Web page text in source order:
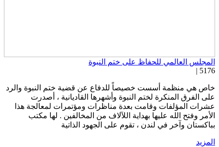
العالمي للحفاظ على ختم النبوة
هي منظمة أسست خصيصاً للدفاع عن قضية ختم النبوة والرد
الفرق المنكرة لختم النبوة وأشهرها القاديانية ، أصدرت
المؤلفات وقامت بعدة مناظرات ومؤتمرات لمعالجة هذا
وفتح الله عليها بهداية اللآلاف من المخالفين . لها مكتب
وآخر في لندن ، تقوم على الجهود الذاتية